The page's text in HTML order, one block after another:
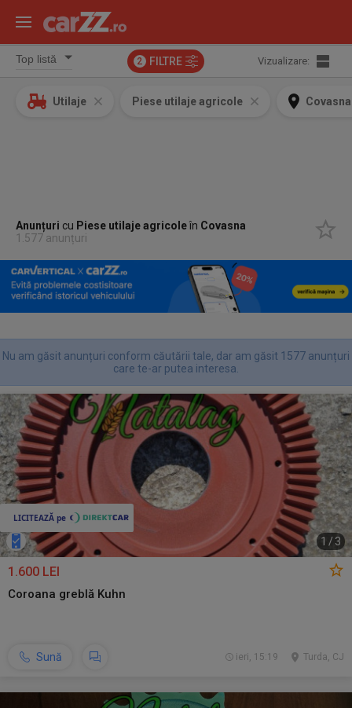
2 FILTRE Vizualizare:
Utilaje Piese utilaje agricole Covasna
Anunțuri cu Piese utilaje agricoleîn Covasna
1.577 anunțuri
Nu am găsit anunțuri conform căutării tale, dar am găsit 1577 anunțuri
care te-ar putea interesa.
1 / 3
1.600 LEI
Coroana greblă Kuhn
Sună Turda, CJ
ieri, 15:19